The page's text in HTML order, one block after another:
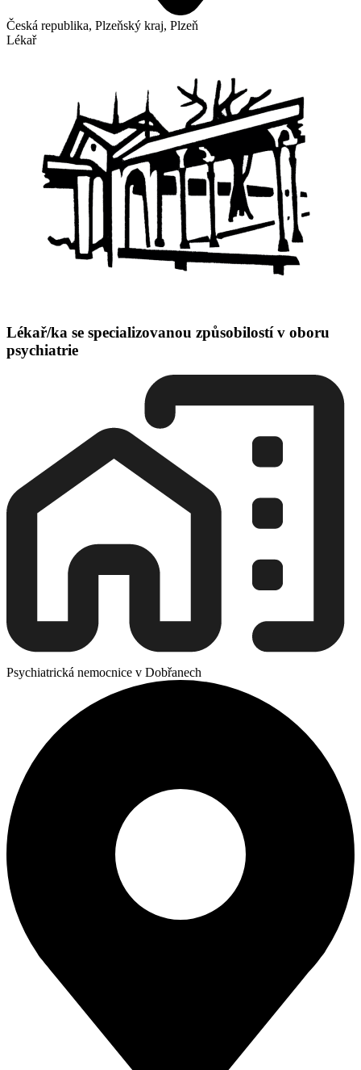
Česká republika, Plzeňský kraj, Plzeň
Lékař
Lékař/ka se specializovanou způsobilostí v oboru
psychiatrie
Psychiatrická nemocnice v Dobřanech